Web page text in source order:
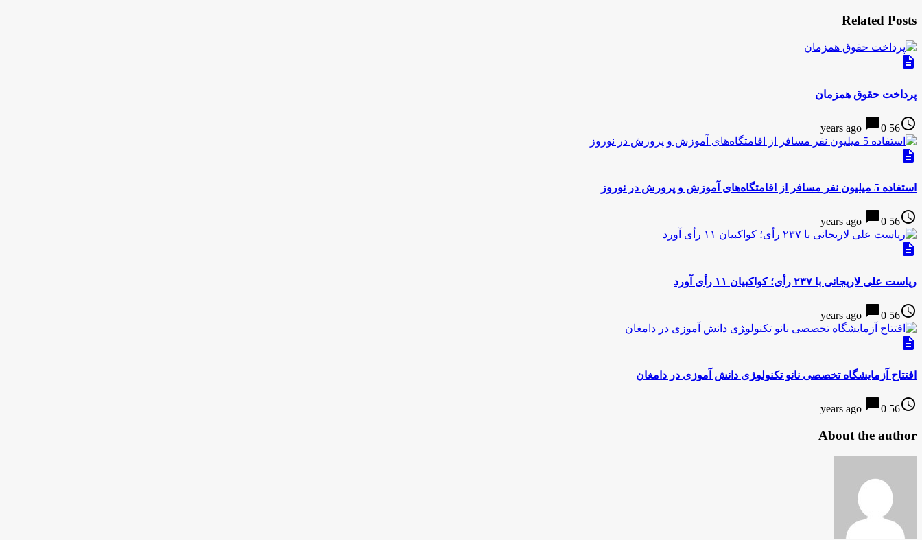
Related Posts
description
پرداخت حقوق همزمان
access_time
56 years ago
chat_bubble0
description
استفاده 5 میلیون نفر مسافر از اقامتگاه‌های آموزش و پرورش در نوروز
access_time
56 years ago
chat_bubble0
description
ریاست علی لاریجانی با ۲۳۷ رأی؛ کواکبیان ۱۱ رأی آورد
access_time
56 years ago
chat_bubble0
description
افتتاح آزمایشگاه تخصصی نانو تکنولو‍ژی دانش آموزی در دامغان
access_time
56 years ago
chat_bubble0
About the author